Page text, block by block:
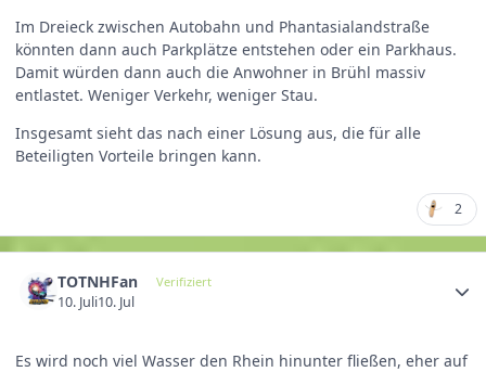
Im Dreieck zwischen Autobahn und Phantasialandstraße
könnten dann auch Parkplätze entstehen oder ein Parkhaus.
Damit würden dann auch die Anwohner in Brühl massiv
entlastet. Weniger Verkehr, weniger Stau.
Insgesamt sieht das nach einer Lösung aus, die für alle
Beteiligten Vorteile bringen kann.
2
TOTNHFan Verifiziert
10. Juli10. Jul
Es wird noch viel Wasser den Rhein hinunter fließen, eher auf